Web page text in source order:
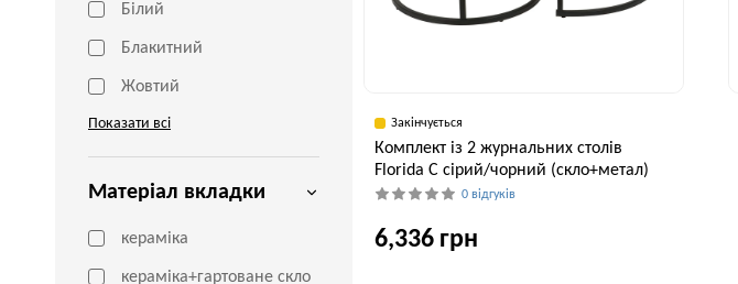
Білий
Блакитний
Жовтий
Показати всі
Матеріал вкладки
кераміка
кераміка+гартоване скло
Закінчується
Комплект із 2 журнальних столів
Florida C сірий/чорний (скло+метал)
0 відгуків
6,336 грн